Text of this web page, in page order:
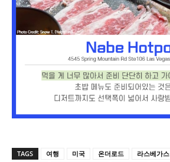
TAGS 여행 미국 온더로드 라스베가스